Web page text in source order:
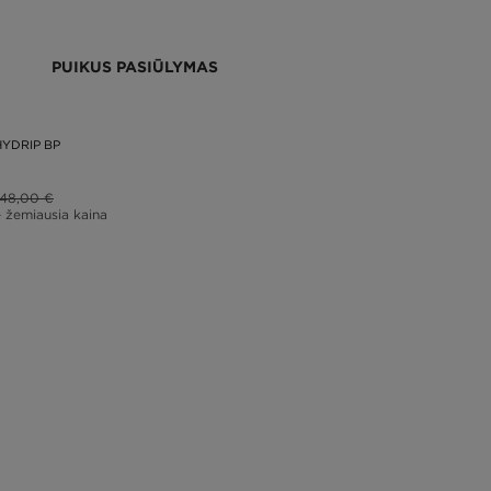
PUIKUS PASIŪLYMAS
BP
48,00 €
žemiausia kaina